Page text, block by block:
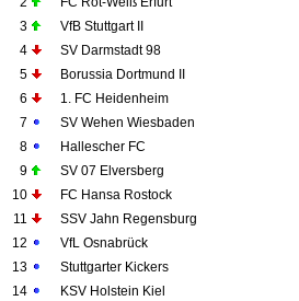
3
VfB Stuttgart II
4
SV Darmstadt 98
5
Borussia Dortmund II
6
1. FC Heidenheim
7
SV Wehen Wiesbaden
8
Hallescher FC
9
SV 07 Elversberg
10
FC Hansa Rostock
11
SSV Jahn Regensburg
12
VfL Osnabrück
13
Stuttgarter Kickers
14
KSV Holstein Kiel